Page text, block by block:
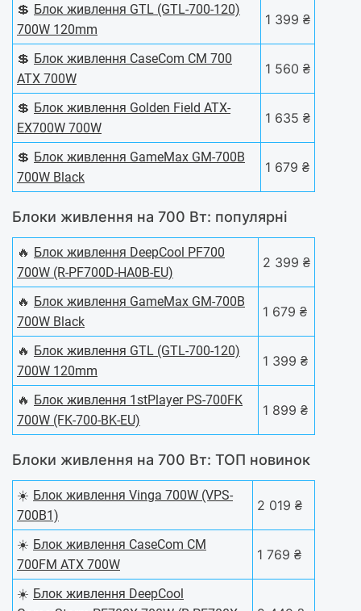
💲 Блок живлення GTL (GTL-700-120)
700W 120mm
1 399 ₴
💲 Блок живлення CaseCom CM 700
ATX 700W
1 560 ₴
💲 Блок живлення Golden Field ATX-
EX700W 700W
1 635 ₴
💲 Блок живлення GameMax GM-700B
700W Black
1 679 ₴
Блоки живлення на 700 Вт: популярні
🔥 Блок живлення DeepCool PF700
700W (R-PF700D-HA0B-EU)
2 399 ₴
🔥 Блок живлення GameMax GM-700B
700W Black
1 679 ₴
🔥 Блок живлення GTL (GTL-700-120)
700W 120mm
1 399 ₴
🔥 Блок живлення 1stPlayer PS-700FK
700W (FK-700-BK-EU)
1 899 ₴
Блоки живлення на 700 Вт: ТОП новинок
☀️ Блок живлення Vinga 700W (VPS-
700B1)
2 019 ₴
☀️ Блок живлення CaseCom CM
700FM ATX 700W
1 769 ₴
☀️ Блок живлення DeepCool